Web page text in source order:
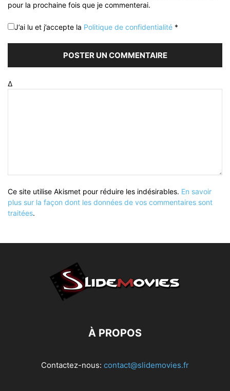
pour la prochaine fois que je commenterai.
J’ai lu et j’accepte la Politique de confidentialité *
Δ
Ce site utilise Akismet pour réduire les indésirables. En savoir
plus sur la façon dont les données de vos commentaires sont
traitées.
À PROPOS
Contactez-nous: contact@slidemovies.fr